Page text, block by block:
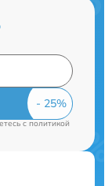
cполитикой